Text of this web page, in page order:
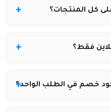
كود الخصم في خانة «كود
كل المنتجات؟
وقد لا يشمل بعض
فقط؟
للشراء عبر الموقع أو
خصم في الطلب الواحد؟